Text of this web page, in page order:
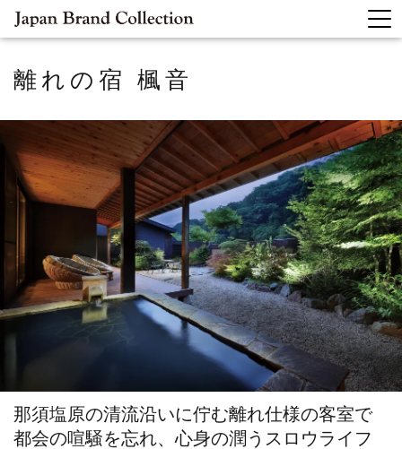
離れの宿 楓音
那須塩原の清流沿いに佇む離れ仕様の客室で
都会の喧騒を忘れ、心身の潤うスロウライフ